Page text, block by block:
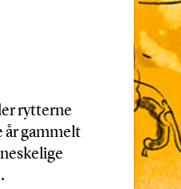
rytterne
år gammelt